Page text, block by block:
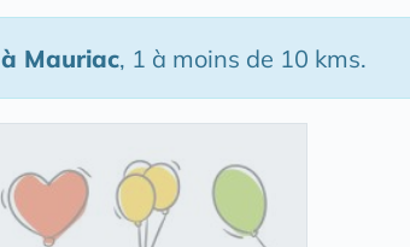
à Mauriac, 1 à moins de 10 kms.